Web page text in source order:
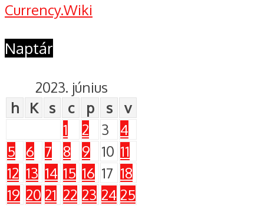
Currency.Wiki
Naptár
2023. június
h
K s c p s
v
1
2 3
4
5
6 7 8 9 10 11
12 13 14 15 16 17 18
19 20 21 22 23 2425